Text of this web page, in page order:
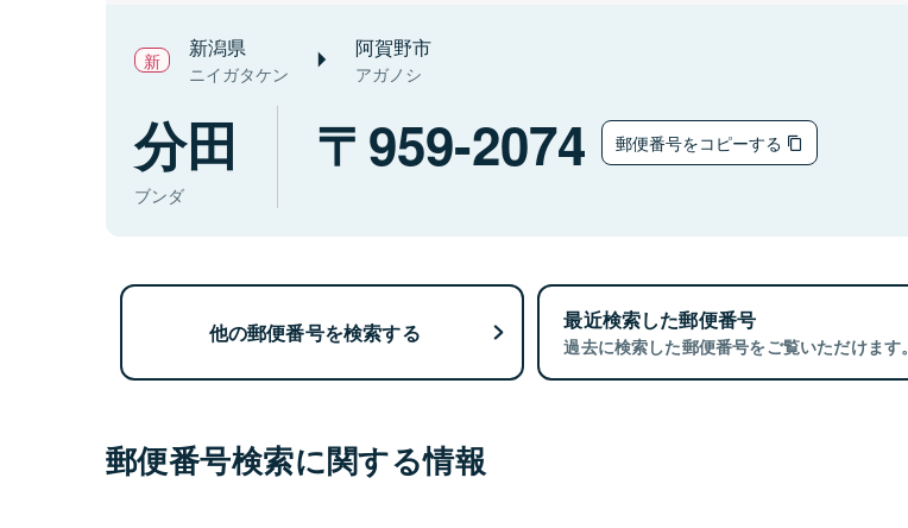
新潟県
ニイガタケン
阿賀野市
アガノシ
分田
ブンダ
959-2074 郵便番号をコピーする
他の郵便番号を検索する 最近検索した郵便番号
過去に検索した郵便番号をご覧いただけます。
郵便番号検索に関する情報